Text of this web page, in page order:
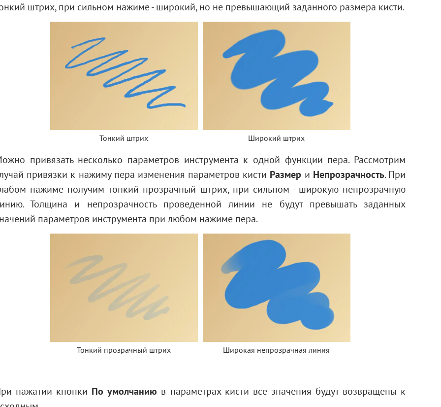
штрих, при сильном нажиме - широкий, но не превышающий заданного размера кисти.
Тонкий штрих Широкий штрих
привязать несколько параметров инструмента к одной функции пера. Рассмотрим
привязки к нажиму пера изменения параметров кисти Размер и Непрозрачность. При
нажиме получим тонкий прозрачный штрих, при сильном - широкую непрозрачную
Толщина и непрозрачность проведенной линии не будут превышать заданных
параметров инструмента при любом нажиме пера.
Тонкий прозрачный штрих Широкая непрозрачная линия
нажатии кнопки По умолчанию в параметрах кисти все значения будут возвращены к